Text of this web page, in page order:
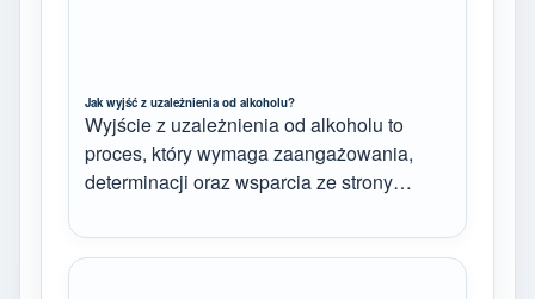
Jak wyjść z uzależnienia od alkoholu?
Wyjście z uzależnienia od alkoholu to
proces, który wymaga zaangażowania,
determinacji oraz wsparcia ze strony…